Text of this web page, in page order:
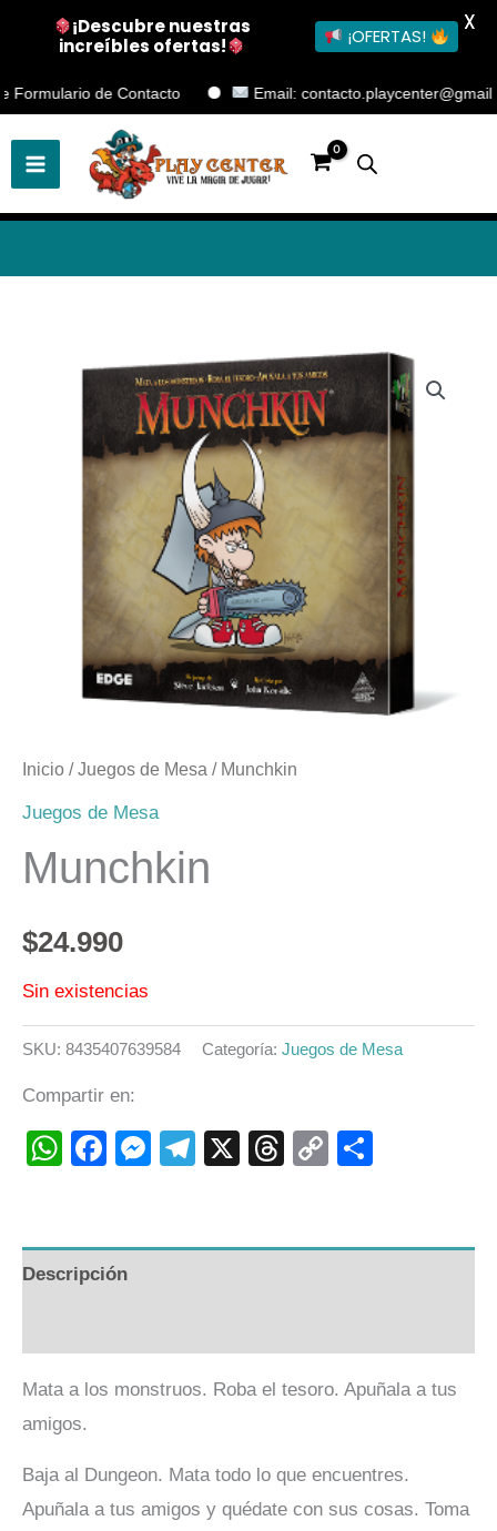
de Contacto Email: contacto.playcenter@gmail.com
al
contenido
Inicio /Juegos de Mesa / Munchkin
Juegos de Mesa
Munchkin
$24.990
Sin existencias
SKU: 8435407639584 Categoría: Juegos de Mesa
Compartir en:
WhatsApp
Facebook
Messenger
Telegram
X Threads
Copy
Descripción
Mata a los monstruos. Roba el tesoro. Apuñala a tus
amigos.
Baja al Dungeon. Mata todo lo que encuentres.
Apuñala a tus amigos y quédate con sus cosas. Toma
¡Descubre nuestras
increíbles ofertas!
¡OFERTAS!
X